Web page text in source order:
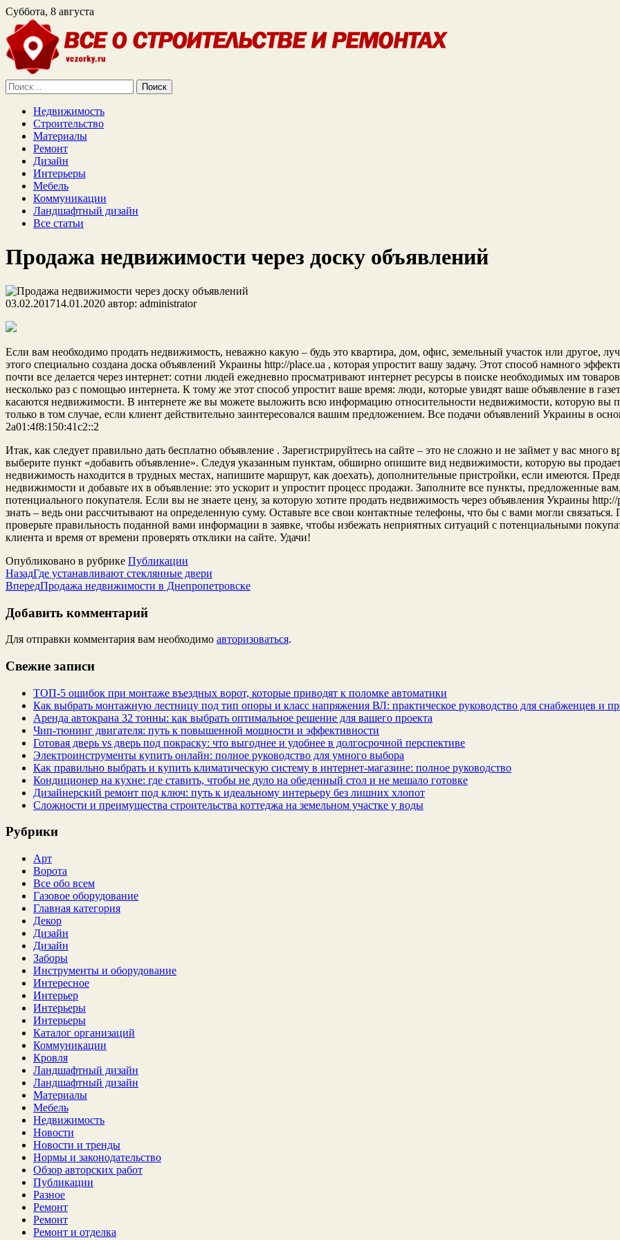
Суббота, 8 августа
Найти:
Недвижимость
Строительство
Материалы
Ремонт
Дизайн
Интерьеры
Мебель
Коммуникации
Ландшафтный дизайн
Все статьи
Продажа недвижимости через доску объявлений
03.02.201714.01.2020 автор: administrator
Если вам необходимо продать недвижимость, неважно какую – будь это квартира, дом, офис, земельный участок или другое,
этого специально создана доска объявлений Украины http://place.ua , которая упростит вашу задачу. Этот способ намного
почти все делается через интернет: сотни людей ежедневно просматривают интернет ресурсы в поиске необходимых им
несколько раз с помощью интернета. К тому же этот способ упростит ваше время: люди, которые увидят ваше объявление в
касаются недвижимости. В интернете же вы можете выложить всю информацию относительности недвижимости, которую вы
только в том случае, если клиент действительно заинтересовался вашим предложением. Все подачи объявлений Украины в
2a01:4f8:150:41c2::2
Итак, как следует правильно дать бесплатно объявление . Зарегистрируйтесь на сайте – это не сложно и не займет у вас много
выберите пункт «добавить объявление». Следуя указанным пунктам, обширно опишите вид недвижимости, которую вы
недвижимость находится в трудных местах, напишите маршрут, как доехать), дополнительные пристройки, если имеются.
недвижимости и добавьте их в объявление: это ускорит и упростит процесс продажи. Заполните все пункты, предложенные
потенциального покупателя. Если вы не знаете цену, за которую хотите продать недвижимость через объявления Украины
знать – ведь они рассчитывают на определенную суму. Оставьте все свои контактные телефоны, что бы с вами могли
проверьте правильность поданной вами информации в заявке, чтобы избежать неприятных ситуаций с потенциальными
клиента и время от времени проверять отклики на сайте. Удачи!
Опубликовано в рубрике Публикации
НазадГде устанавливают стеклянные двери
ВпередПродажа недвижимости в Днепропетровске
Добавить комментарий
Для отправки комментария вам необходимо авторизоваться.
Свежие записи
ТОП-5 ошибок при монтаже въездных ворот, которые приводят к поломке автоматики
Как выбрать монтажную лестницу под тип опоры и класс напряжения ВЛ: практическое руководство для снабженцев и
Аренда автокрана 32 тонны: как выбрать оптимальное решение для вашего проекта
Чип‑тюнинг двигателя: путь к повышенной мощности и эффективности
Готовая дверь vs дверь под покраску: что выгоднее и удобнее в долгосрочной перспективе
Электроинструменты купить онлайн: полное руководство для умного выбора
Как правильно выбрать и купить климатическую систему в интернет‑магазине: полное руководство
Кондиционер на кухне: где ставить, чтобы не дуло на обеденный стол и не мешало готовке
Дизайнерский ремонт под ключ: путь к идеальному интерьеру без лишних хлопот
Сложности и преимущества строительства коттеджа на земельном участке у воды
Рубрики
Арт
Ворота
Все обо всем
Газовое оборудование
Главная категория
Декор
Дизайн
Дизайн
Заборы
Инструменты и оборудование
Интересное
Интерьер
Интерьеры
Интерьеры
Каталог организаций
Коммуникации
Кровля
Ландшафтный дизайн
Ландшафтный дизайн
Материалы
Мебель
Недвижимость
Новости
Новости и тренды
Нормы и законодательство
Обзор авторских работ
Публикации
Разное
Ремонт
Ремонт
Ремонт и отделка